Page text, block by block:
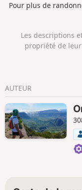
de quelques
Tapage est un
plus précisément
Pour plus de
Les descriptions
propriété de
AUTEUR